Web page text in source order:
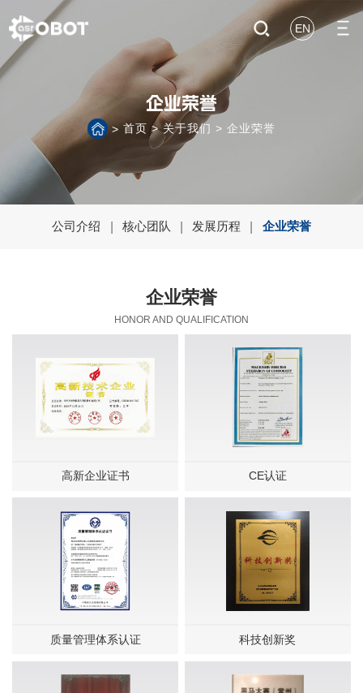
EN
企业荣誉
> 首页 > 关于我们 > 企业荣誉
公司介绍 核心团队 发展历程 企业荣誉
企业荣誉
HONOR AND QUALIFICATION
高新企业证书 CE认证
质量管理体系认证 科技创新奖